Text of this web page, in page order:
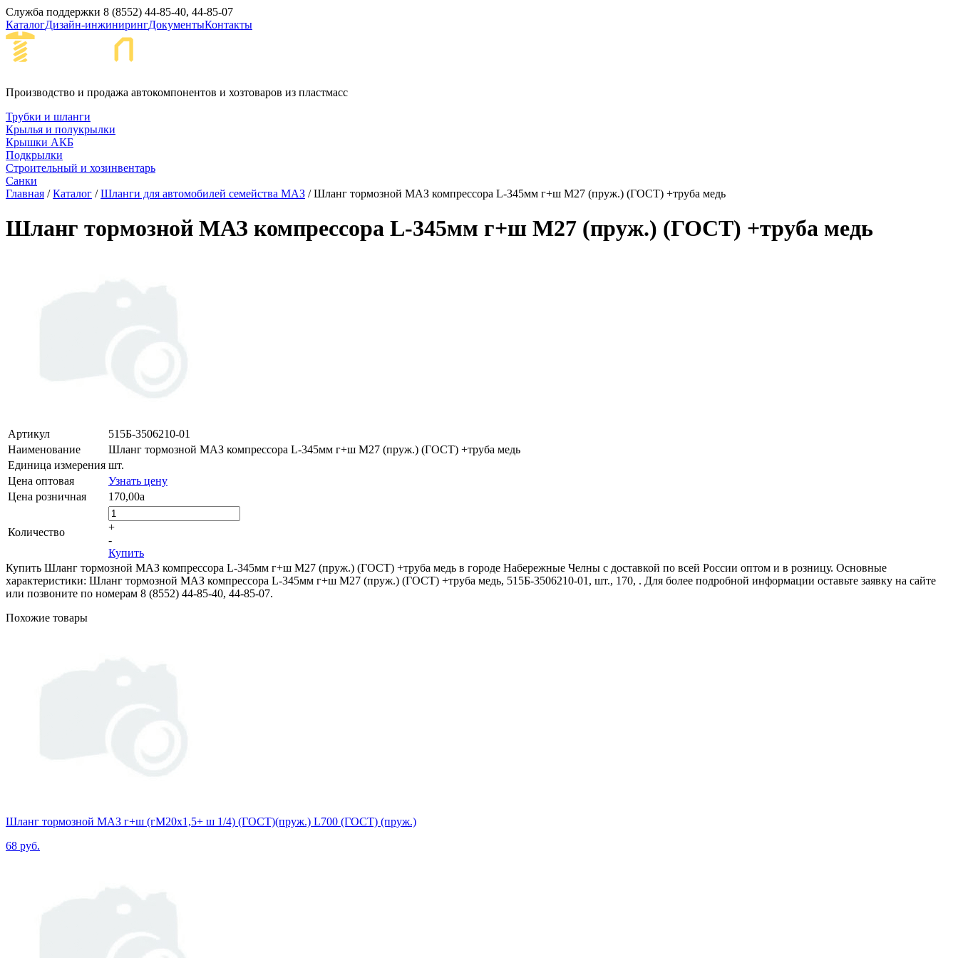
Служба поддержки 8 (8552) 44-85-40, 44-85-07
КаталогДизайн-инжинирингДокументыКонтакты
Производство и продажа автокомпонентов и хозтоваров из пластмасс
Трубки и шланги
Крылья и полукрылки
Крышки АКБ
Подкрылки
Строительный и хозинвентарь
Санки
Главная /Каталог /Шланги для автомобилей семейства МАЗ / Шланг тормозной МАЗ компрессора L-345мм г+ш М27 (пруж.) (ГОСТ) +труба медь
Шланг тормозной МАЗ компрессора L-345мм г+ш М27 (пруж.) (ГОСТ) +труба медь
Артикул
515Б-3506210-01
Наименование
Шланг тормозной МАЗ компрессора L-345мм г+ш М27 (пруж.) (ГОСТ) +труба медь
Единица измерения шт.
Цена оптовая
Узнать цену
Цена розничная
170,00a
Количество
+
-
Купить
Купить Шланг тормозной МАЗ компрессора L-345мм г+ш М27 (пруж.) (ГОСТ) +труба медь в городе Набережные Челны с доставкой по всей России оптом и в розницу. Основные
характеристики: Шланг тормозной МАЗ компрессора L-345мм г+ш М27 (пруж.) (ГОСТ) +труба медь, 515Б-3506210-01, шт., 170, . Для более подробной информации оставьте заявку на сайте
или позвоните по номерам 8 (8552) 44-85-40, 44-85-07.
Похожие товары
Шланг тормозной МАЗ г+ш (гМ20х1,5+ ш 1/4) (ГОСТ)(пруж.) L700 (ГОСТ) (пруж.)
68 руб.